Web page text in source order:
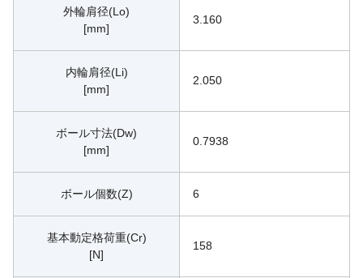
外輪肩径(Lo)
[mm]
3.160
内輪肩径(Li)
[mm]
2.050
ボール寸法(Dw)
[mm]
0.7938
ボール個数(Z) 6
基本動定格荷重(Cr)
[N]
158